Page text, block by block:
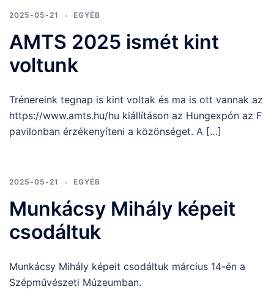
2025-05-21 EGYÉB
AMTS 2025 ismét kint
voltunk
Trénereink tegnap is kint voltak és ma is ott vannak az
https://www.amts.hu/hu kiállításon az Hungexpón az F
pavilonban érzékenyíteni a közönséget. A […]
2025-05-21 EGYÉB
Munkácsy Mihály képeit
csodáltuk
Munkácsy Mihály képeit csodáltuk március 14-én a
Szépművészeti Múzeumban.